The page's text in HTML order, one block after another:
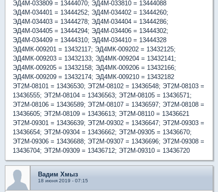
ЭД4М-033809 = 13444070; ЭД4М-033810 = 13444088
ЭД4М-034401 = 13444252; ЭД4М-034402 = 13444260;
ЭД4М-034403 = 13444278; ЭД4М-034404 = 13444286;
ЭД4М-034405 = 13444294; ЭД4М-034406 = 13444302;
ЭД4М-034409 = 13444310; ЭД4М-034410 = 13444328
ЭД4МК-009201 = 13432117; ЭД4МК-009202 = 13432125;
ЭД4МК-009203 = 13432133; ЭД4МК-009204 = 13432141;
ЭД4МК-009205 = 13432158; ЭД4МК-009206 = 13432166;
ЭД4МК-009209 = 13432174; ЭД4МК-009210 = 13432182
ЭТ2М-08101 = 13436530; ЭТ2М-08102 = 13436548; ЭТ2М-08103 =
13436555; ЭТ2М-08104 = 13436563; ЭТ2М-08105 = 13436571;
ЭТ2М-08106 = 13436589; ЭТ2М-08107 = 13436597; ЭТ2М-08108 =
13436605; ЭТ2М-08109 = 13436613; ЭТ2М-08110 = 13436621
ЭТ2М-09301 = 13436639; ЭТ2М-09302 = 13436647; ЭТ2М-09303 =
13436654; ЭТ2М-09304 = 13436662; ЭТ2М-09305 = 13436670;
ЭТ2М-09306 = 13436688; ЭТ2М-09307 = 13436696; ЭТ2М-09308 =
13436704; ЭТ2М-09309 = 13436712; ЭТ2М-09310 = 13436720
Вадим Хмыз
18 июня 2019 - 07:15